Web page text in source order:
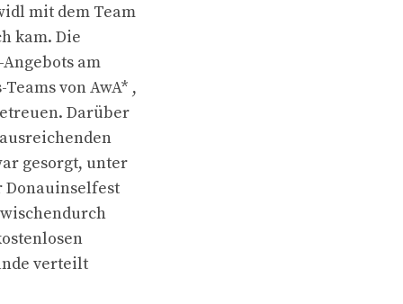
mit dem Team
kam. Die
am
von AwA* ,
Darüber
gesorgt, unter
Donauinselfest
verteilt